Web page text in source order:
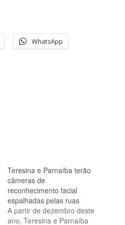
WhatsApp
Teresina e Parnaíba terão
câmeras de
reconhecimento facial
espalhadas pelas ruas
A partir de dezembro deste
ano, Teresina e Parnaíba